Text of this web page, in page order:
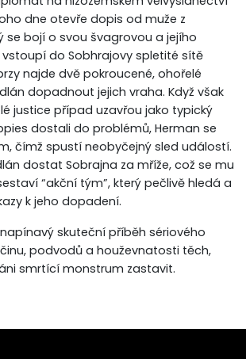
dne otevře dopis od muže z
se bojí o svou švagrovou a jejího
do Sobhrajovy spletité sítě
najde dvě pokroucené, ohořelé
dopadnout jejich vraha. Když však
justice případ uzavřou jako typický
dostali do problémů, Herman se
čímž spustí neobyčejný sled událostí.
dostat Sobrajna za mříže, což se mu
“akční tým”, který pečlivě hledá a
k jeho dopadení.
skuteční příběh sériového
podvodů a houževnatosti těch,
smrtící monstrum zastavit.